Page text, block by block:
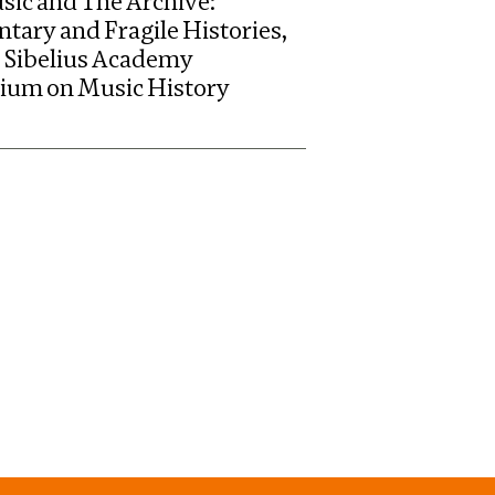
and Fragile Histories,
Academy
on Music History